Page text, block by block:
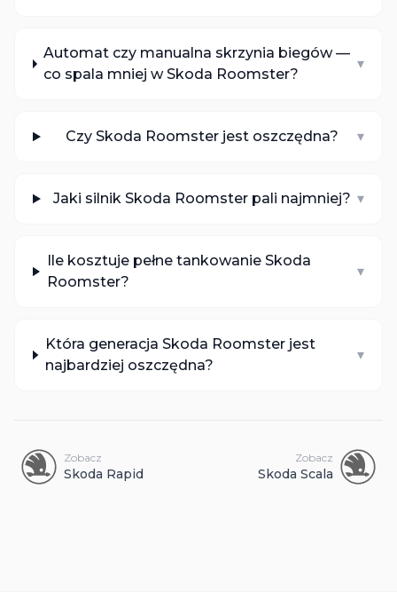
Automat czy manualna skrzynia biegów —
co spala mniej w Skoda Roomster?
▾
Czy Skoda Roomster jest oszczędna? ▾
Jaki silnik Skoda Roomster pali najmniej? ▾
Ile kosztuje pełne tankowanie Skoda
Roomster?
▾
Która generacja Skoda Roomster jest
najbardziej oszczędna?
▾
Zobacz
Skoda Rapid
Zobacz
Skoda Scala